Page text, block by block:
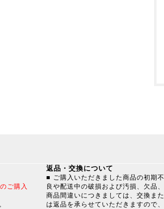
ご購入
返品・交換について
■ ご購入いただきました商品の初期不
良や配送中の破損および汚損、欠品、
商品間違いにつきましては、交換また
は返品を承らせていただきますので、